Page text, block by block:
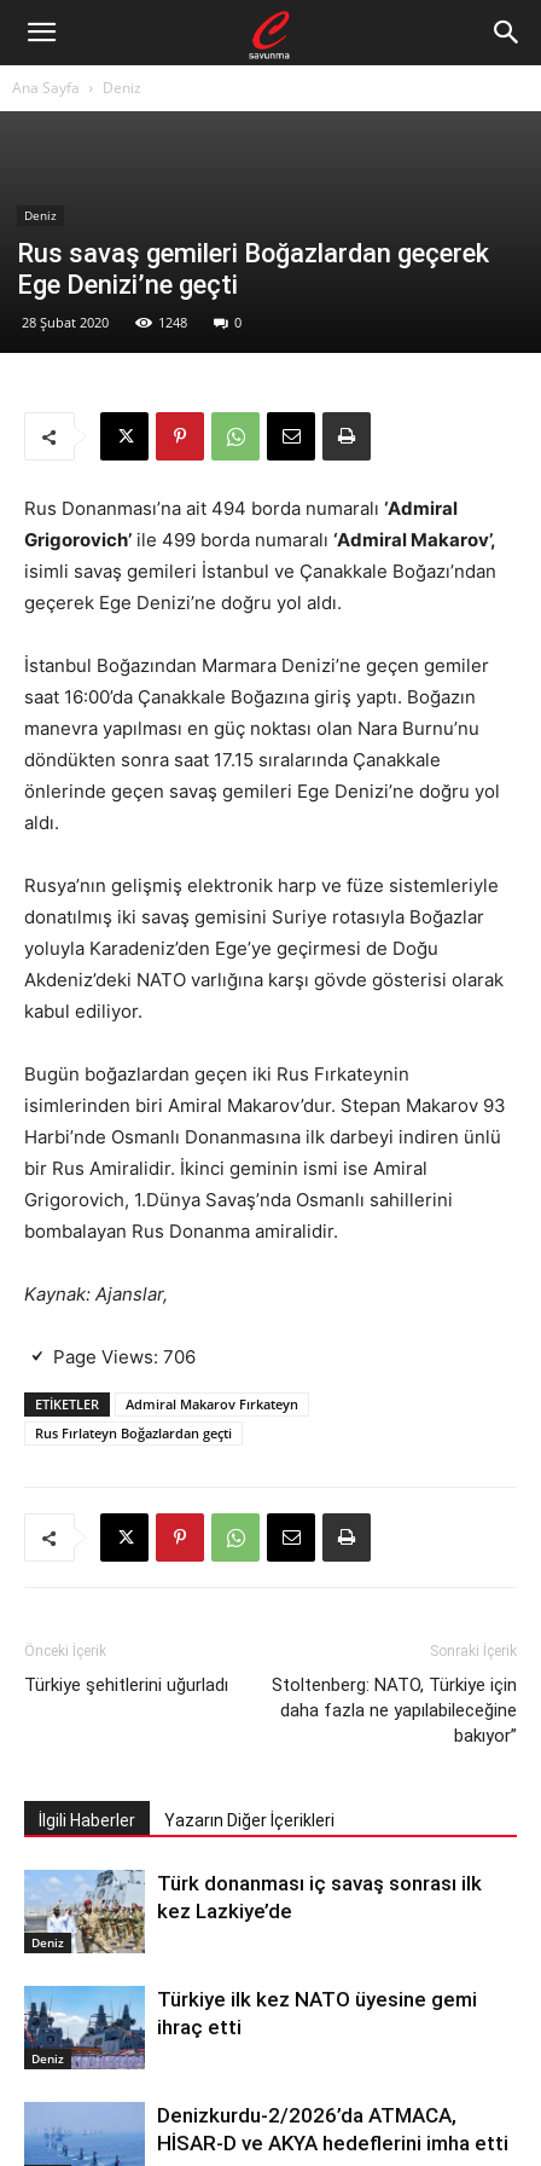
Ana Sayfa Deniz
Deniz
Rus savaş gemileri Boğazlardan geçerek
Ege Denizi’ne geçti
28 Şubat 2020 1248 0
Rus Donanması’na ait 494 borda numaralı ‘Admiral
Grigorovich’ ile 499 borda numaralı ‘Admiral Makarov’,
isimli savaş gemileri İstanbul ve Çanakkale Boğazı’ndan
geçerek Ege Denizi’ne doğru yol aldı.
İstanbul Boğazından Marmara Denizi’ne geçen gemiler
saat 16:00’da Çanakkale Boğazına giriş yaptı. Boğazın
manevra yapılması en güç noktası olan Nara Burnu’nu
döndükten sonra saat 17.15 sıralarında Çanakkale
önlerinde geçen savaş gemileri Ege Denizi’ne doğru yol
aldı.
Rusya’nın gelişmiş elektronik harp ve füze sistemleriyle
donatılmış iki savaş gemisini Suriye rotasıyla Boğazlar
yoluyla Karadeniz’den Ege’ye geçirmesi de Doğu
Akdeniz’deki NATO varlığına karşı gövde gösterisi olarak
kabul ediliyor.
Bugün boğazlardan geçen iki Rus Fırkateynin
isimlerinden biri Amiral Makarov’dur. Stepan Makarov 93
Harbi’nde Osmanlı Donanmasına ilk darbeyi indiren ünlü
bir Rus Amiralidir. İkinci geminin ismi ise Amiral
Grigorovich, 1.Dünya Savaş’nda Osmanlı sahillerini
bombalayan Rus Donanma amiralidir.
Kaynak: Ajanslar,
Page Views: 706
ETIKETLER
Admiral Makarov Fırkateyn
Rus Fırlateyn Boğazlardan geçti
Önceki İçerik
Türkiye şehitlerini uğurladı
Sonraki İçerik
Stoltenberg: NATO, Türkiye için
daha fazla ne yapılabileceğine
bakıyor”
İlgili Haberler Yazarın Diğer İçerikleri
Deniz
Türk donanması iç savaş sonrası ilk
kez Lazkiye’de
Deniz
Türkiye ilk kez NATO üyesine gemi
ihraç etti
Denizkurdu-2/2026’da ATMACA,
HİSAR-D ve AKYA hedeflerini imha etti